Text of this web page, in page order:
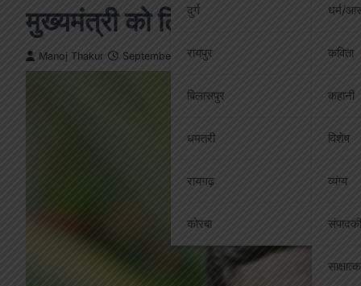
दुर्ग
रायपुर
बिलासपुर
धमतरी
रायगढ़
कोरबा
धर्म/
कविता
कहानी
विशेष
व्यंग्य
मुख्यमंत्री को लिखा पत्र*
Manoj Thakur September 2, 2025